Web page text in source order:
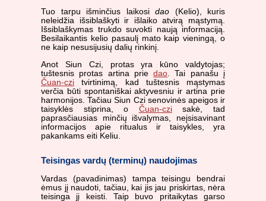
Tuo tarpu išminčius laikosi dao (Kelio), kuris
neleidžia išsiblaškyti ir išlaiko atvirą mąstymą.
Išsiblaškymas trukdo suvokti naują informaciją.
Besilaikantis kelio pasaulį mato kaip vieningą, o
ne kaip nesusijusių dalių rinkinį.
Anot Siun Czi, protas yra kūno valdytojas;
tuštesnis protas artina priedao . Tai panašu į
Čuan-czi tvirtinimą, kad tuštesnis mąstymas
verčia būti spontaniškai aktyvesniu ir artina prie
harmonijos. Tačiau Siun Czi senovinės apeigos ir
taisyklės stiprina, o Čuan-czisakė, tad
paprasčiausias minčių išvalymas, neįsisavinant
informacijos apie ritualus ir taisykles, yra
pakankams eiti Keliu.
Teisingas vardų (terminų) naudojimas
Vardas (pavadinimas) tampa teisingu bendrai
ėmus jį naudoti, tačiau, kai jis jau priskirtas, nėra
teisinga jį keisti. Taip buvo pritaikytas garso